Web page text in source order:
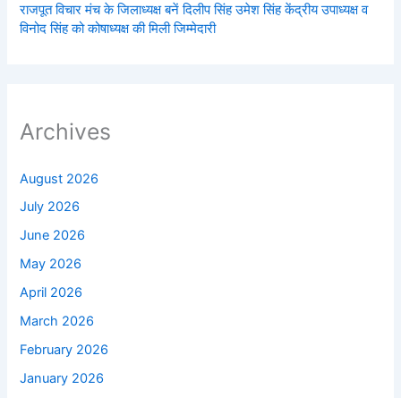
राजपूत विचार मंच के जिलाध्यक्ष बनें‌ दिलीप सिंह उमेश सिंह केंद्रीय उपाध्यक्ष व
विनोद सिंह को कोषाध्यक्ष की मिली जिम्मेदारी
Archives
August 2026
July 2026
June 2026
May 2026
April 2026
March 2026
February 2026
January 2026